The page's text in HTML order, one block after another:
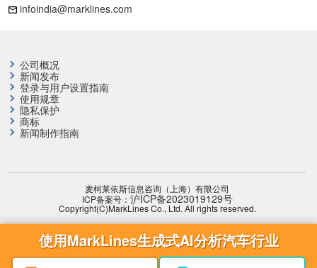
infoindia@marklines.com
公司概况
新闻发布
登录与用户设置指南
使用规章
隐私保护
商标
新闻制作指南
麦柯莱依斯信息咨询（上海）有限公司
ICP备案号： 沪ICP备2023019129号
Copyright(C)MarkLines Co., Ltd. All rights reserved.
使用MarkLines生成式AI分析汽车行业